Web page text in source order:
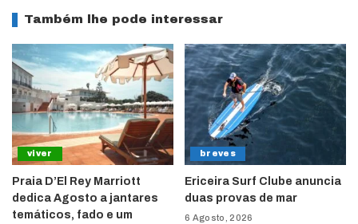
Também lhe pode interessar
viver
Praia D’El Rey Marriott
dedica Agosto a jantares
temáticos, fado e um
breves
Ericeira Surf Clube anuncia
duas provas de mar
6 Agosto, 2026